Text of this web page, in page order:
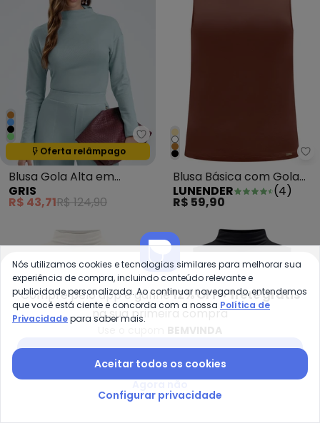
Gris - Blusa Gola Alta em
Oferta relâmpago
Termina em:16:09:09
Blusa Gola Alta em
Tecido Texturizado Azul
GRIS
R$ 43,71R$ 124,90
Blusa Básica com Gola
Alta em Malha Marrom
LUNENDER (4)
R$ 59,90
Compre pelo app e ganhe12% OFF + frete grátis
na sua primeira compra
Nós utilizamos cookies e tecnologias similares para melhorar sua
experiência de compra, incluindo conteúdo relevante e
publicidade personalizada. Ao continuar navegando, entendemos
que você está ciente e concorda com a nossa Política de
Privacidadepara saber mais.
Aceitar todos os cookies
Configurar privacidade